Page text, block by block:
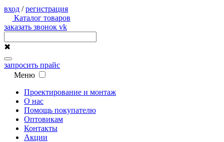
вход /регистрация
Каталог товаров
заказать звонок vk
✖
запросить прайс
Меню
Проектирование и монтаж
О нас
Помощь покупателю
Оптовикам
Контакты
Акции